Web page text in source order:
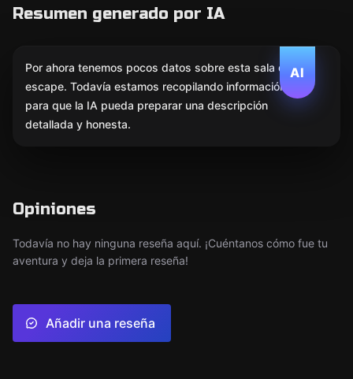
Resumen generado por IA
AI
Por ahora tenemos pocos datos sobre esta sala de
escape. Todavía estamos recopilando información
para que la IA pueda preparar una descripción
detallada y honesta.
Opiniones
Todavía no hay ninguna reseña aquí. ¡Cuéntanos cómo fue tu
aventura y deja la primera reseña!
Añadir una reseña